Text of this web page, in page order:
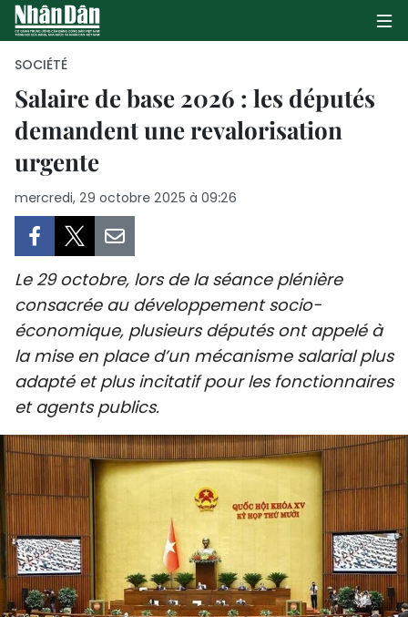
PAGE D'ACCUEIL
CULTURE
TOURISME
ENVIRONNEMENT
SPORT
FRANCOPHONIE
PAYS NATAL
INTERNATIONAL
MÉGASTORIE
SOCIÉTÉ
Salaire de base 2026 : les députés
demandent une revalorisation
urgente
mercredi, 29 octobre 2025 à 09:26
Le 29 octobre, lors de la séance plénière
consacrée au développement socio-
économique, plusieurs députés ont appelé à
la mise en place d’un mécanisme salarial plus
adapté et plus incitatif pour les fonctionnaires
et agents publics.